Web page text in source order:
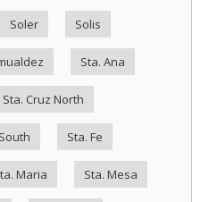
Soler Solis
Sta. Ana
Sta. Cruz North
Sta. Fe
Maria Sta. Mesa